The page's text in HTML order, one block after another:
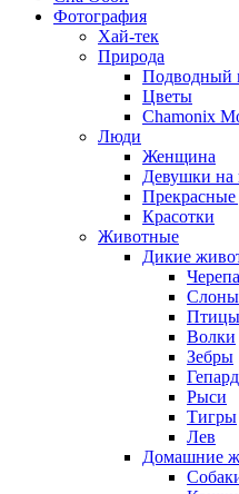
Фотография
Хай-тек
Природа
Подводный
Цветы
Chamonix
Люди
Женщина
Девушки на
Красотки
Животные
Дикие
Слоны
Птицы
Волки
Зебры
Рыси
Тигры
Лев
Домашние